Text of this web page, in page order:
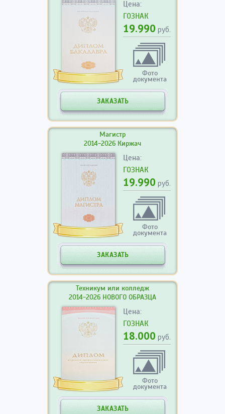
Цена:
ГОЗНАК
19.990 руб.
Фото
документа
ЗАКАЗАТЬ
Магистр
2014-2026 Киржач
Цена:
ГОЗНАК
19.990 руб.
Фото
документа
ЗАКАЗАТЬ
Техникум или колледж
2014-2026 НОВОГО ОБРАЗЦА
Цена:
ГОЗНАК
18.000 руб.
Фото
документа
ЗАКАЗАТЬ